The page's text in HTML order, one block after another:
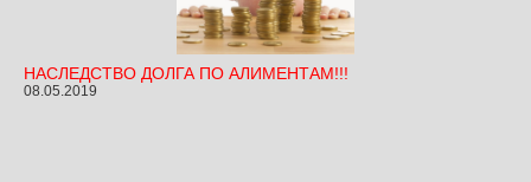
НАСЛЕДСТВО ДОЛГА ПО АЛИМЕНТАМ!!!
08.05.2019